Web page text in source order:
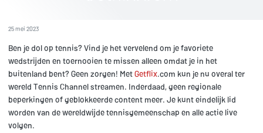
25 mei 2023
Ben je dol op tennis? Vind je het vervelend om je favoriete
wedstrijden en toernooien te missen alleen omdat je in het
buitenland bent? Geen zorgen! MetGetflix.com kun je nu overal ter
wereld Tennis Channel streamen. Inderdaad, geen regionale
beperkingen of geblokkeerde content meer. Je kunt eindelijk lid
worden van de wereldwijde tennisgemeenschap en alle actie live
volgen.